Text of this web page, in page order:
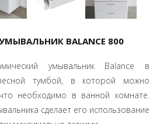
BALANCE 800
умывальник Balance в
тумбой, в которой можно
необходимо в ванной комнате.
сделает его использование